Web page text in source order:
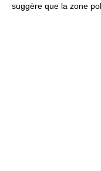
suggère que la zone